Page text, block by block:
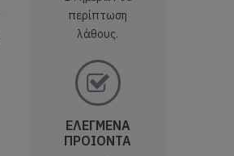
περίπτωση
λάθους.
ΕΛΕΓΜΕΝΑ
ΠΡΟΙΟΝΤΑ